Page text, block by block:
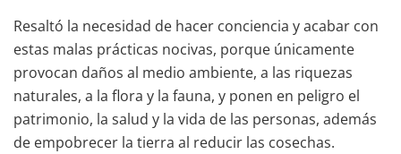
Resaltó la necesidad de hacer conciencia y acabar con
estas malas prácticas nocivas, porque únicamente
provocan daños al medio ambiente, a las riquezas
naturales, a la flora y la fauna, y ponen en peligro el
patrimonio, la salud y la vida de las personas, además
de empobrecer la tierra al reducir las cosechas.